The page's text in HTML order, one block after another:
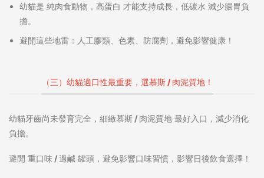
幼貓是純肉食動物 ， 高蛋白 才能支持成長，低碳水 減少腸胃負
擔。
避開這些地雷 ： 人 工膠類、色素、防腐劑 ，避免影響健康！
（三）幼貓適口性最重要，選慕斯 / 肉泥質地！
幼貓牙齒尚未發育完全， 細緻慕斯 / 肉泥質地 最好入口，減少消化
負擔。
避開 重口味 / 過鹹 罐頭，避免影響口味習慣，影響日後飲食選擇！